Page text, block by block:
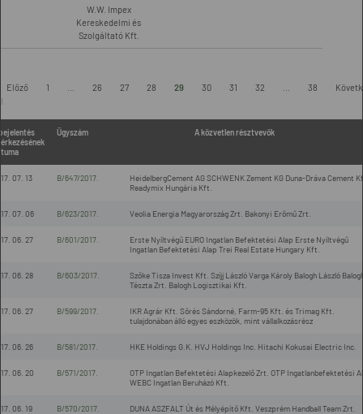
W.W. Impex
Kereskedelmi és
Szolgáltató Kft.
Előző 1 26 27 28 29 30 31 32 38
Ügyszám A közvetlen résztvevők
07. 13 B/647/2017.
HeidelbergCement AG SCHWENK Zement KG Duna-Dráva Cement
Readymix Hungária Kft.
07. 06 B/623/2017. Veolia Energia Magyarország Zrt. Bakonyi Erőmű Zrt.
06. 27 B/601/2017.
Erste Nyíltvégű EURO Ingatlan Befektetési Alap Erste Nyíltvégű
Ingatlan Befektetési Alap Trei Real Estate Hungary Kft.
06. 28 B/603/2017.
Szőke Tisza Invest Kft. Szíjj László Varga Károly Balogh László
Tészta Zrt. Balogh Logisztikai Kft.
06. 27 B/599/2017.
IKR Agrár Kft. Sőrés Sándorné, Farm-95 Kft. és Trimag Kft.
tulajdonában álló egyes eszközök, mint vállalkozásrész
06. 26 B/581/2017. HKE Holdings G.K. HVJ Holdings Inc. Hitachi Kokusai Electric Inc.
06. 20 B/571/2017.
OTP Ingatlan Befektetési Alapkezelő Zrt. OTP Ingatlanbefektetési
WEBC Ingatlan Beruházó Kft.
06. 19 B/570/2017. DUNA ASZFALT Út és Mélyépítő Kft. Veszprém Handball Team Zrt.